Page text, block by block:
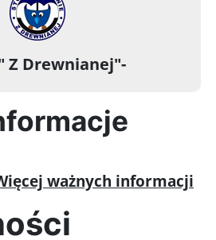
Z Drewnianej"-
ważnych informacji